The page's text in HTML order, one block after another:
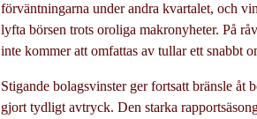
förväntningarna under andra kvartalet, och
lyfta börsen trots oroliga makronyheter. På
inte kommer att omfattas av tullar ett snabbt
Stigande bolagsvinster ger fortsatt bränsle åt
gjort tydligt avtryck. Den starka